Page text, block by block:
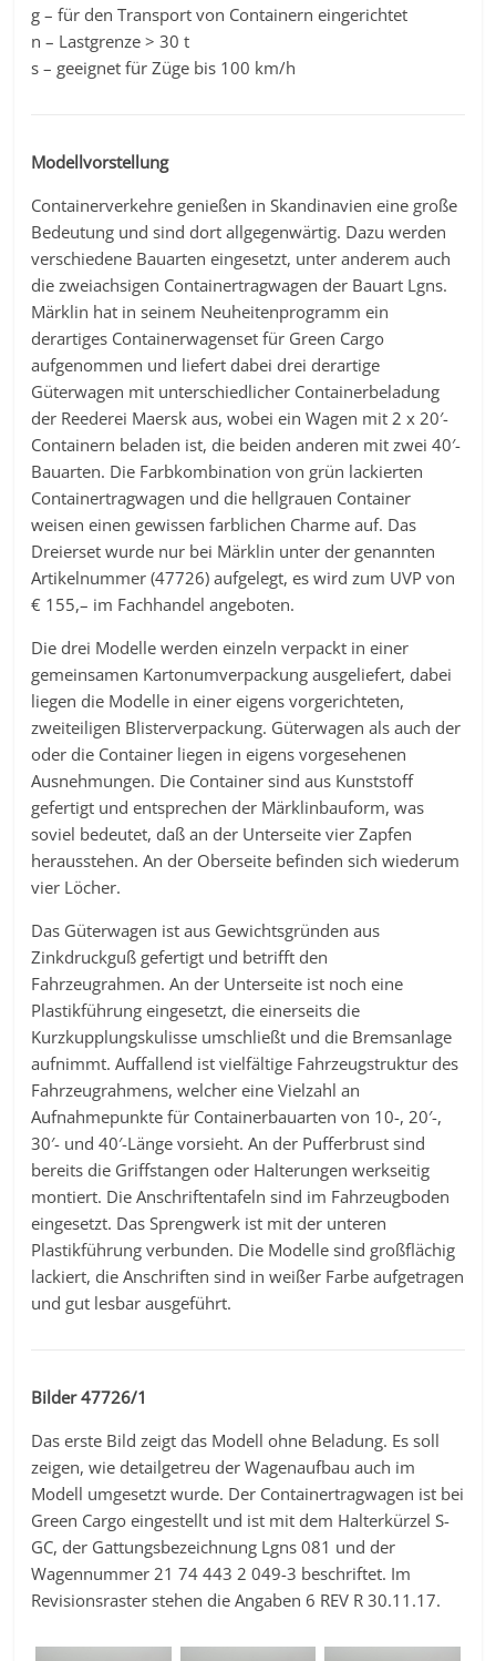
g – für den Transport von Containern eingerichtet
n – Lastgrenze > 30 t
s – geeignet für Züge bis 100 km/h
Modellvorstellung
Containerverkehre genießen in Skandinavien eine große
Bedeutung und sind dort allgegenwärtig. Dazu werden
verschiedene Bauarten eingesetzt, unter anderem auch
die zweiachsigen Containertragwagen der Bauart Lgns.
Märklin hat in seinem Neuheitenprogramm ein
derartiges Containerwagenset für Green Cargo
aufgenommen und liefert dabei drei derartige
Güterwagen mit unterschiedlicher Containerbeladung
der Reederei Maersk aus, wobei ein Wagen mit 2 x 20′-
Containern beladen ist, die beiden anderen mit zwei 40′-
Bauarten. Die Farbkombination von grün lackierten
Containertragwagen und die hellgrauen Container
weisen einen gewissen farblichen Charme auf. Das
Dreierset wurde nur bei Märklin unter der genannten
Artikelnummer (47726) aufgelegt, es wird zum UVP von
€ 155,– im Fachhandel angeboten.
Die drei Modelle werden einzeln verpackt in einer
gemeinsamen Kartonumverpackung ausgeliefert, dabei
liegen die Modelle in einer eigens vorgerichteten,
zweiteiligen Blisterverpackung. Güterwagen als auch der
oder die Container liegen in eigens vorgesehenen
Ausnehmungen. Die Container sind aus Kunststoff
gefertigt und entsprechen der Märklinbauform, was
soviel bedeutet, daß an der Unterseite vier Zapfen
herausstehen. An der Oberseite befinden sich wiederum
vier Löcher.
Das Güterwagen ist aus Gewichtsgründen aus
Zinkdruckguß gefertigt und betrifft den
Fahrzeugrahmen. An der Unterseite ist noch eine
Plastikführung eingesetzt, die einerseits die
Kurzkupplungskulisse umschließt und die Bremsanlage
aufnimmt. Auffallend ist vielfältige Fahrzeugstruktur des
Fahrzeugrahmens, welcher eine Vielzahl an
Aufnahmepunkte für Containerbauarten von 10-, 20′-,
30′- und 40′-Länge vorsieht. An der Pufferbrust sind
bereits die Griffstangen oder Halterungen werkseitig
montiert. Die Anschriftentafeln sind im Fahrzeugboden
eingesetzt. Das Sprengwerk ist mit der unteren
Plastikführung verbunden. Die Modelle sind großflächig
lackiert, die Anschriften sind in weißer Farbe aufgetragen
und gut lesbar ausgeführt.
Bilder 47726/1
Das erste Bild zeigt das Modell ohne Beladung. Es soll
zeigen, wie detailgetreu der Wagenaufbau auch im
Modell umgesetzt wurde. Der Containertragwagen ist bei
Green Cargo eingestellt und ist mit dem Halterkürzel S-
GC, der Gattungsbezeichnung Lgns 081 und der
Wagennummer 21 74 443 2 049-3 beschriftet. Im
Revisionsraster stehen die Angaben 6 REV R 30.11.17.